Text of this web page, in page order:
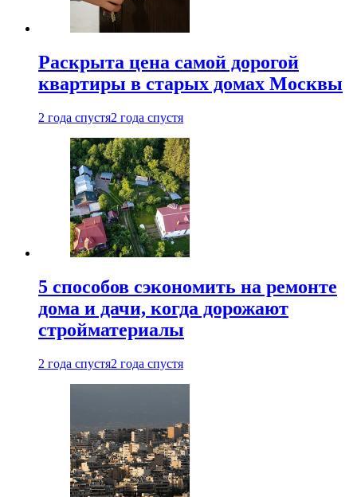
Раскрыта цена самой дорогой
квартиры в старых домах Москвы
2 года спустя2 года спустя
5 способов сэкономить на ремонте
дома и дачи, когда дорожают
стройматериалы
2 года спустя2 года спустя